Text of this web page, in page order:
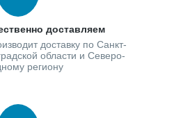
доставляем
доставку по Санкт-
области и Северо-
региону